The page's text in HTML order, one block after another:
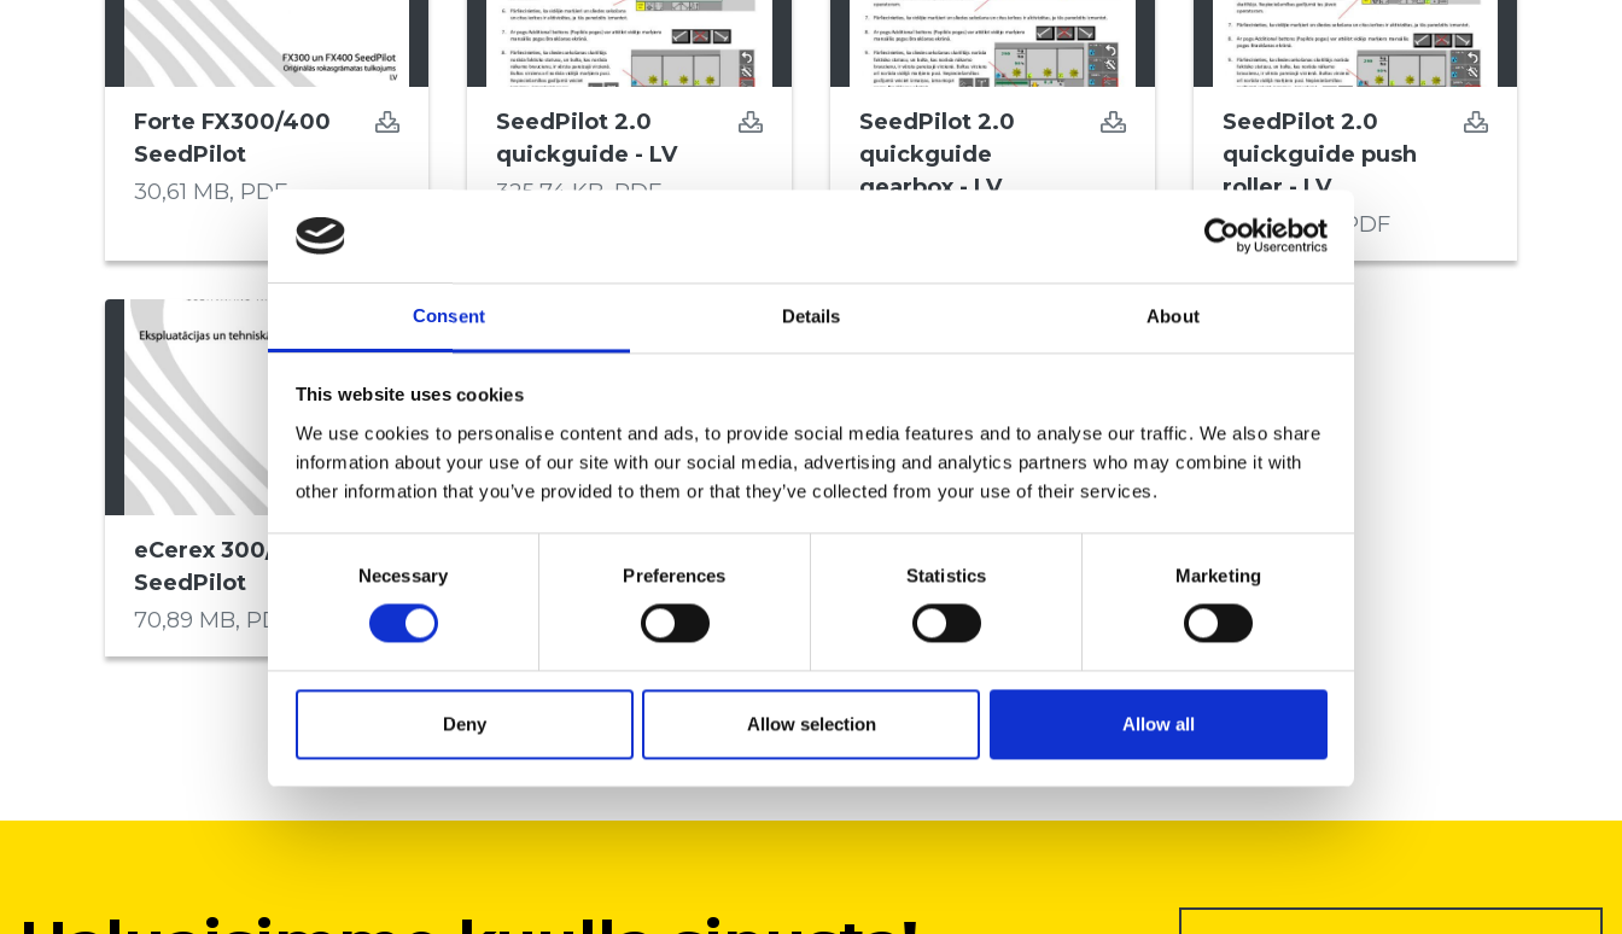
Consent Details About
This website uses cookies
We use cookies to personalise content and ads, to provide social media features and to analyse our traffic. We also share
information about your use of our site with our social media, advertising and analytics partners who may combine it with
other information that you’ve provided to them or that they’ve collected from your use of their services.
Consent
Necessary Preferences Statistics Marketing
Deny Allow selection Allow all
Forte FX300/400
SeedPilot
30,61 MB, PDF
SeedPilot 2.0
quickguide - LV
325,74 KB, PDF
SeedPilot 2.0
quickguide
gearbox - LV
SeedPilot 2.0
quickguide push
roller - LV
460,56 KB,
PDF
eCerex 300/400
SeedPilot
70,89 MB, PDF PDF